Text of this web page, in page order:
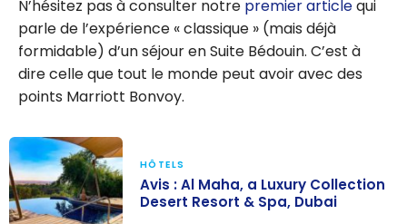
N’hésitez pas à consulter notre premier articlequi
parle de l’expérience « classique » (mais déjà
formidable) d’un séjour en Suite Bédouin. C’est à
dire celle que tout le monde peut avoir avec des
points Marriott Bonvoy.
HÔTELS
Avis : Al Maha, a Luxury Collection
Desert Resort & Spa, Dubai